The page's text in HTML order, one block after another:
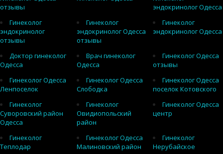
отзывы
эндокринолог Одесса
Гинеколог
эндокринолог
отзывы
Гинеколог
эндокринолог Одесса
отзывы
Гинеколог
эндокринолог Одесса
Доктор гинеколог
Одесса
Врач гинеколог
Одесса
Гинеколог Одесса
отзывы
Гинеколог Одесса
Ленпоселок
Гинеколог Одесса
Слободка
Гинеколог Одесса
поселок Котовского
Гинеколог
Суворовский район
Одесса
Гинеколог
Овидиопольский
район
Гинеколог Одесса
центр
Гинеколог
Теплодар
Гинеколог Одесса
Малиновский район
Гинеколог
Нерубайское